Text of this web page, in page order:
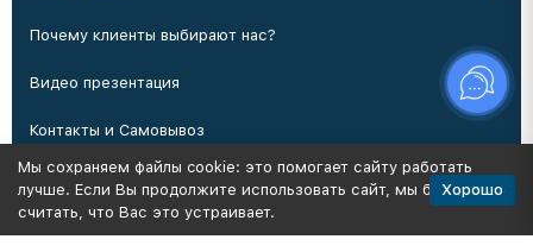
Почему клиенты выбирают нас?
Видео презентация
Контакты и Самовывоз
Производство
Мы сохраняем файлы cookie: это помогает сайту работать
лучше. Если Вы продолжите использовать сайт, мы будем
считать, что Вас это устраивает.
Хорошо